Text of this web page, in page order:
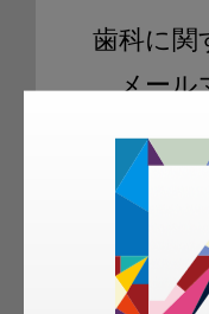
歯科に関
メール
ご登録いた
科衛生士、
容のメール